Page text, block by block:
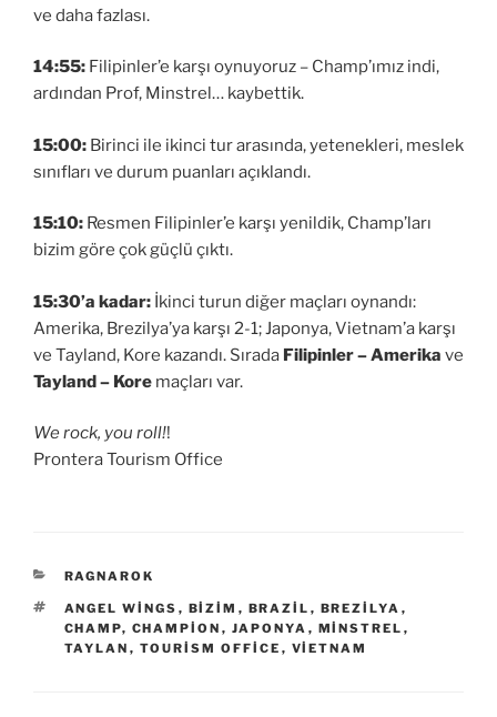
ve daha fazlası.
14:55: Filipinler’e karşı oynuyoruz – Champ’ımız indi,
ardından Prof, Minstrel… kaybettik.
15:00: Birinci ile ikinci tur arasında, yetenekleri, meslek
sınıfları ve durum puanları açıklandı.
15:10: Resmen Filipinler’e karşı yenildik, Champ’ları
bizim göre çok güçlü çıktı.
15:30’a kadar: İkinci turun diğer maçları oynandı:
Amerika, Brezilya’ya karşı 2-1; Japonya, Vietnam’a karşı
ve Tayland, Kore kazandı. Sırada Filipinler – Amerika ve
Tayland – Kore maçları var.
We rock, you roll!!
Prontera Tourism Office
KATEGORILER
RAGNAROK
ETIKETLER
ANGEL WINGS , BIZIM , BRAZIL , BREZILYA ,
CHAMP, CHAMPION , JAPONYA , MINSTREL ,
TAYLAN , TOURISM OFFICE , VIETNAM